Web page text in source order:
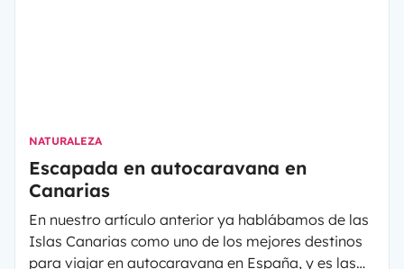
NATURALEZA
Escapada en autocaravana en
Canarias
En nuestro artículo anterior ya hablábamos de las
Islas Canarias como uno de los mejores destinos
para viajar en autocaravana en España, y es las